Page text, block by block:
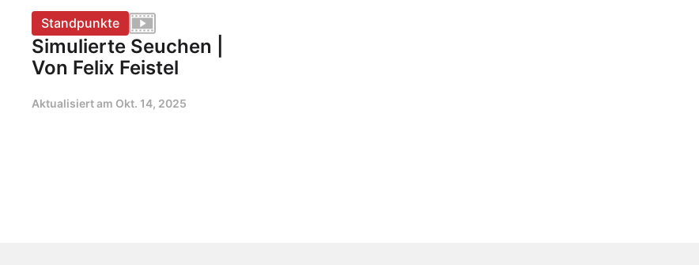
Standpunkte
Simulierte Seuchen |
Von Felix Feistel
Aktualisiert am Okt. 14, 2025